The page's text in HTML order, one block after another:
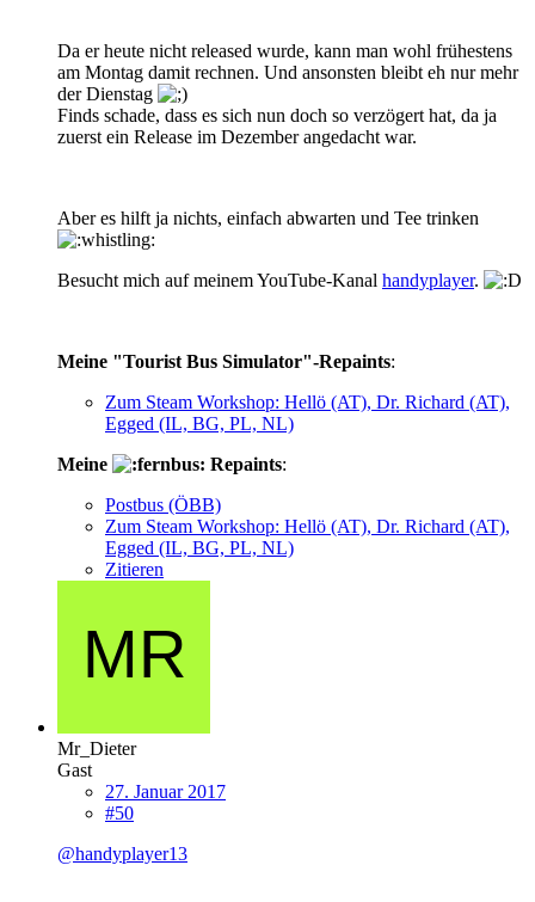
Da er heute nicht released wurde, kann man wohl frühestens
am Montag damit rechnen. Und ansonsten bleibt eh nur mehr
der Dienstag
Finds schade, dass es sich nun doch so verzögert hat, da ja
zuerst ein Release im Dezember angedacht war.
Aber es hilft ja nichts, einfach abwarten und Tee trinken
Besucht mich auf meinem YouTube-Kanal handyplayer.
Meine "Tourist Bus Simulator"-Repaints:
Zum Steam Workshop: Hellö (AT), Dr. Richard (AT),
Egged (IL, BG, PL, NL)
Meine
Repaints:
Postbus (ÖBB)
Zum Steam Workshop: Hellö (AT), Dr. Richard (AT),
Egged (IL, BG, PL, NL)
Zitieren
Mr_Dieter
Gast
27. Januar 2017
#50
@handyplayer13